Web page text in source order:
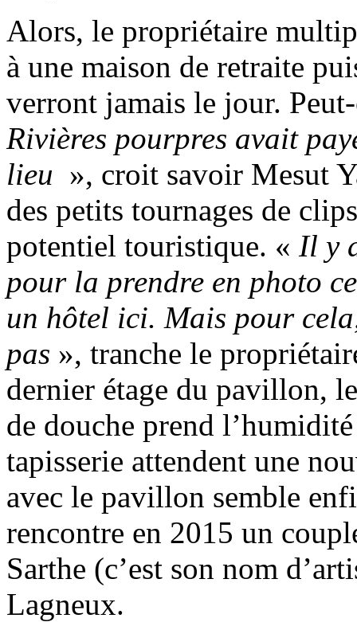
Alors, le propriétaire
à une maison de retraite
verront jamais le jour.
Rivières pourpres avait
lieu », croit savoir Mesut
des petits tournages de
potentiel touristique. « Il y
pour la prendre en photo
un hôtel ici. Mais pour
pas », tranche le
dernier étage du pavillon,
de douche prend
tapisserie attendent une
avec le pavillon semble
rencontre en 2015 un
Sarthe (c’est son nom
Lagneux.